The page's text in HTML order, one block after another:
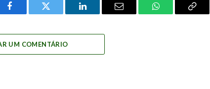
Facebook Twitter LinkedIn Email WhatsAppCopy
UM COMENTÁRIO